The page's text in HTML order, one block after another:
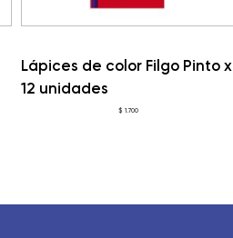
Lápices de color Filgo Pinto x
12 unidades
$ 1.700